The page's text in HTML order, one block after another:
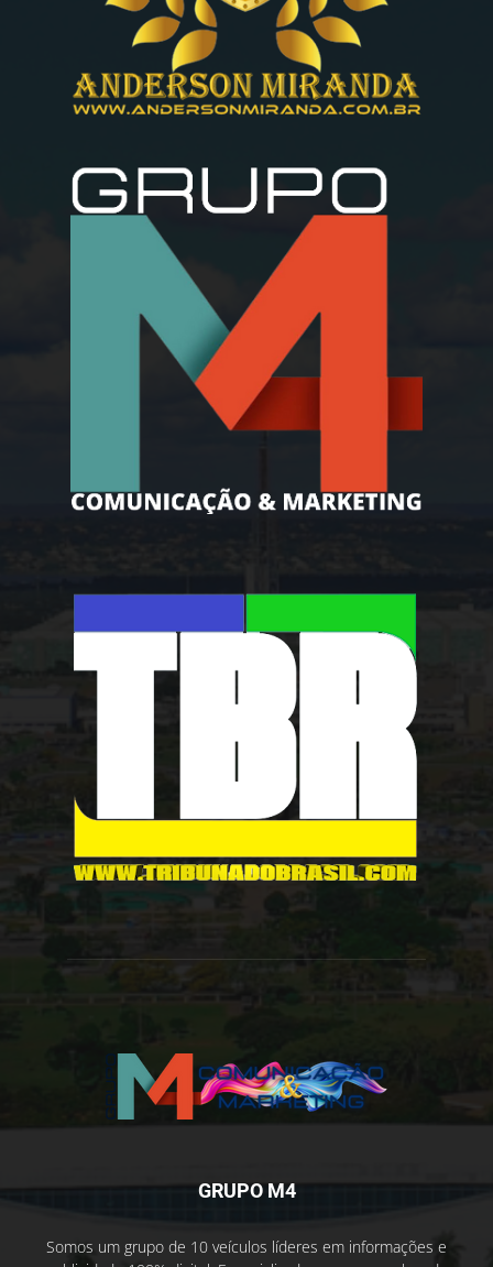
GRUPO M4
Somos um grupo de 10 veículos líderes em informações e